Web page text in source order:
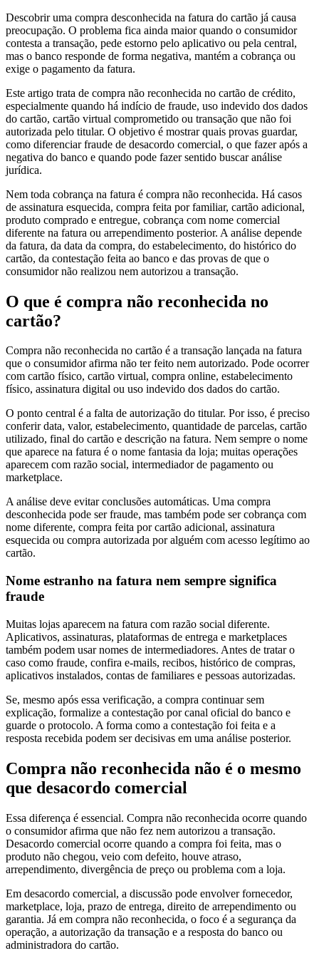
Descobrir uma compra desconhecida na fatura do cartão já causa
preocupação. O problema fica ainda maior quando o consumidor
contesta a transação, pede estorno pelo aplicativo ou pela central,
mas o banco responde de forma negativa, mantém a cobrança ou
exige o pagamento da fatura.
Este artigo trata de compra não reconhecida no cartão de crédito,
especialmente quando há indício de fraude, uso indevido dos dados
do cartão, cartão virtual comprometido ou transação que não foi
autorizada pelo titular. O objetivo é mostrar quais provas guardar,
como diferenciar fraude de desacordo comercial, o que fazer após a
negativa do banco e quando pode fazer sentido buscar análise
jurídica.
Nem toda cobrança na fatura é compra não reconhecida. Há casos
de assinatura esquecida, compra feita por familiar, cartão adicional,
produto comprado e entregue, cobrança com nome comercial
diferente na fatura ou arrependimento posterior. A análise depende
da fatura, da data da compra, do estabelecimento, do histórico do
cartão, da contestação feita ao banco e das provas de que o
consumidor não realizou nem autorizou a transação.
O que é compra não reconhecida no
cartão?
Compra não reconhecida no cartão é a transação lançada na fatura
que o consumidor afirma não ter feito nem autorizado. Pode ocorrer
com cartão físico, cartão virtual, compra online, estabelecimento
físico, assinatura digital ou uso indevido dos dados do cartão.
O ponto central é a falta de autorização do titular. Por isso, é preciso
conferir data, valor, estabelecimento, quantidade de parcelas, cartão
utilizado, final do cartão e descrição na fatura. Nem sempre o nome
que aparece na fatura é o nome fantasia da loja; muitas operações
aparecem com razão social, intermediador de pagamento ou
marketplace.
A análise deve evitar conclusões automáticas. Uma compra
desconhecida pode ser fraude, mas também pode ser cobrança com
nome diferente, compra feita por cartão adicional, assinatura
esquecida ou compra autorizada por alguém com acesso legítimo ao
cartão.
Nome estranho na fatura nem sempre significa
fraude
Muitas lojas aparecem na fatura com razão social diferente.
Aplicativos, assinaturas, plataformas de entrega e marketplaces
também podem usar nomes de intermediadores. Antes de tratar o
caso como fraude, confira e-mails, recibos, histórico de compras,
aplicativos instalados, contas de familiares e pessoas autorizadas.
Se, mesmo após essa verificação, a compra continuar sem
explicação, formalize a contestação por canal oficial do banco e
guarde o protocolo. A forma como a contestação foi feita e a
resposta recebida podem ser decisivas em uma análise posterior.
Compra não reconhecida não é o mesmo
que desacordo comercial
Essa diferença é essencial. Compra não reconhecida ocorre quando
o consumidor afirma que não fez nem autorizou a transação.
Desacordo comercial ocorre quando a compra foi feita, mas o
produto não chegou, veio com defeito, houve atraso,
arrependimento, divergência de preço ou problema com a loja.
Em desacordo comercial, a discussão pode envolver fornecedor,
marketplace, loja, prazo de entrega, direito de arrependimento ou
garantia. Já em compra não reconhecida, o foco é a segurança da
operação, a autorização da transação e a resposta do banco ou
administradora do cartão.